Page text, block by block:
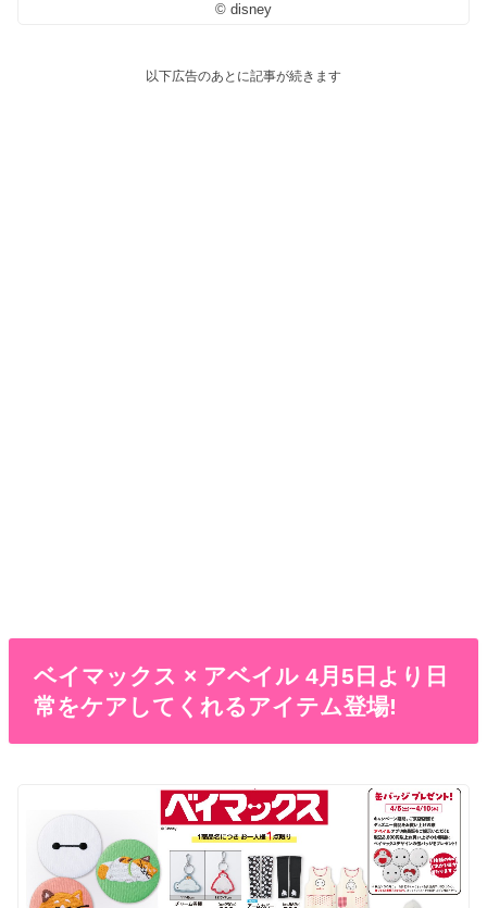
© disney
以下広告のあとに記事が続きます
ベイマックス × アベイル 4月5日より日
常をケアしてくれるアイテム登場!